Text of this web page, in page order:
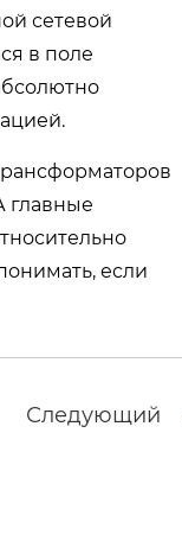
сетевой
в поле
главные
если
Следующий